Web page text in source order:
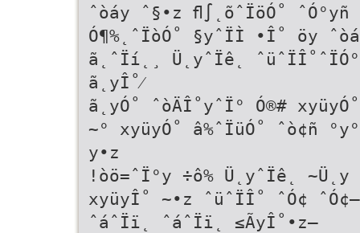
ˆòáy ˆ§•z ﬂ∫˛õˆÏöÓ˚
Ó¶%˛ˆÏòÓ˚ §yˆÏÌ •Î˚ öy
ã˛ˆÏí˛¸ Ü˛yˆÏê˛
ã˛yÎ˚⁄
ã˛yÓ˚ ˆòÄÎ˚yˆÏ° Ó®#
~° xyüyÓ˚ â%ˆÏüÓ˚ ˆò¢ñ
y•z
!òö=ˆÏ°y ÷ô% Ü˛yˆÏê˛ ~Ü˛y
xyüyÎ˚ ~•z ˆüˆÏÎ˚ ˆÓ¢
ˆáˆÏï˛ ˆáˆÏï˛ ≤ÃyÎ˚•z–